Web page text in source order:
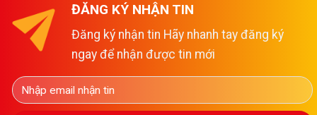
ĐĂNG KÝ NHẬN TIN
Đăng ký nhận tin Hãy nhanh tay đăng ký
ngay để nhận được tin mới